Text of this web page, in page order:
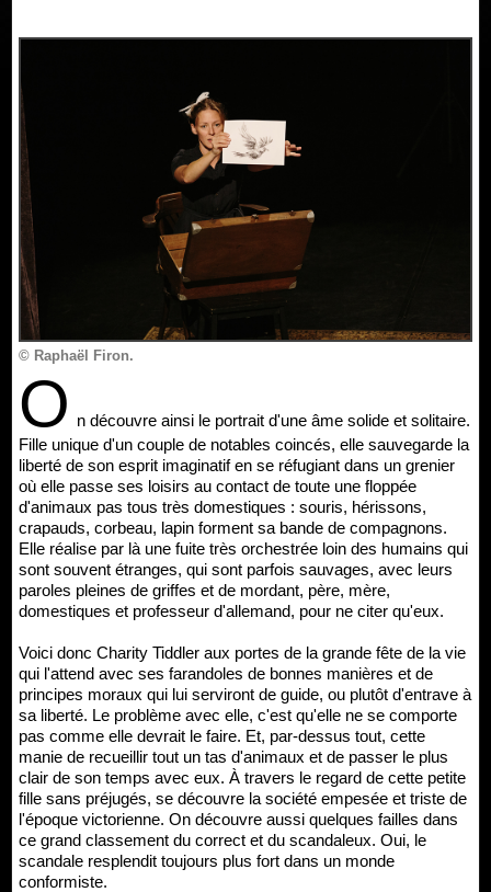
© Raphaël Firon.
O n découvre ainsi le portrait d'une âme solide et solitaire.
Fille unique d'un couple de notables coincés, elle sauvegarde la
liberté de son esprit imaginatif en se réfugiant dans un grenier
où elle passe ses loisirs au contact de toute une floppée
d'animaux pas tous très domestiques : souris, hérissons,
crapauds, corbeau, lapin forment sa bande de compagnons.
Elle réalise par là une fuite très orchestrée loin des humains qui
sont souvent étranges, qui sont parfois sauvages, avec leurs
paroles pleines de griffes et de mordant, père, mère,
domestiques et professeur d'allemand, pour ne citer qu'eux.
Voici donc Charity Tiddler aux portes de la grande fête de la vie
qui l'attend avec ses farandoles de bonnes manières et de
principes moraux qui lui serviront de guide, ou plutôt d'entrave à
sa liberté. Le problème avec elle, c'est qu'elle ne se comporte
pas comme elle devrait le faire. Et, par-dessus tout, cette
manie de recueillir tout un tas d'animaux et de passer le plus
clair de son temps avec eux. À travers le regard de cette petite
fille sans préjugés, se découvre la société empesée et triste de
l'époque victorienne. On découvre aussi quelques failles dans
ce grand classement du correct et du scandaleux. Oui, le
scandale resplendit toujours plus fort dans un monde
conformiste.